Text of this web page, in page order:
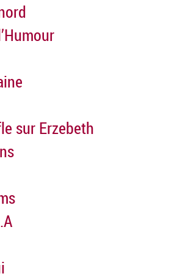
sur Erzebeth